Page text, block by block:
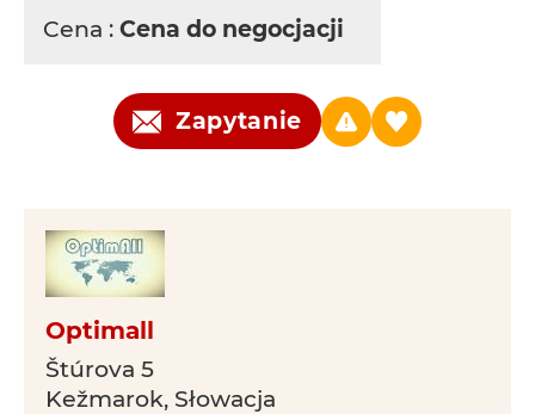
Cena : Cena do negocjacji
Zapytanie
Optimall
Štúrova 5
Kežmarok, Słowacja